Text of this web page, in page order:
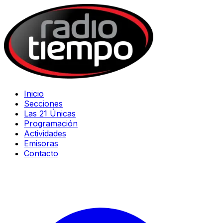
Inicio
Secciones
Las 21 Únicas
Programación
Actividades
Emisoras
Contacto